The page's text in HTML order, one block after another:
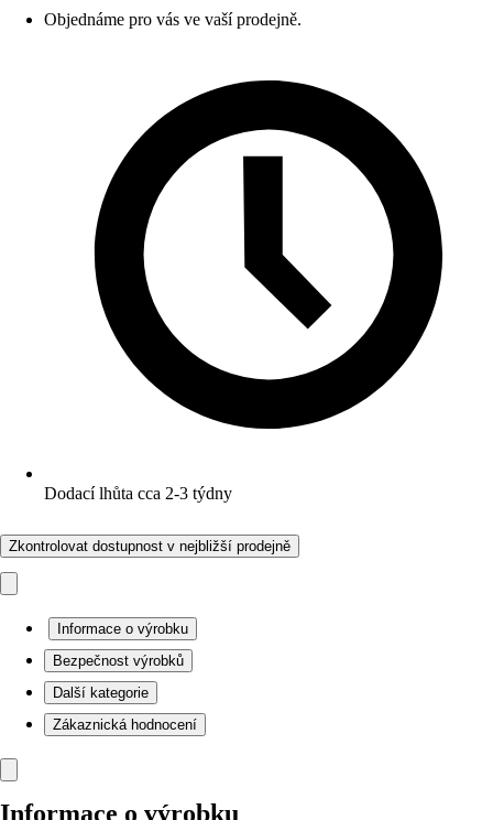
Objednáme pro vás ve vaší prodejně.
Dodací lhůta cca 2-3 týdny
Zkontrolovat dostupnost v nejbližší prodejně
Informace o výrobku
Bezpečnost výrobků
Další kategorie
Zákaznická hodnocení
Informace o výrobku